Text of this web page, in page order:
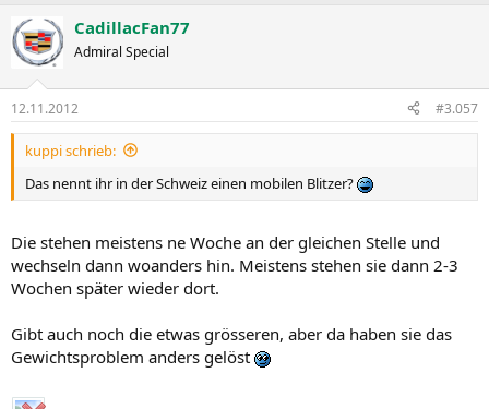
CadillacFan77
Admiral Special
12.11.2012 #3.057
kuppi schrieb:
Das nennt ihr in der Schweiz einen mobilen Blitzer?
Die stehen meistens ne Woche an der gleichen Stelle und
wechseln dann woanders hin. Meistens stehen sie dann 2-3
Wochen später wieder dort.
Gibt auch noch die etwas grösseren, aber da haben sie das
Gewichtsproblem anders gelöst